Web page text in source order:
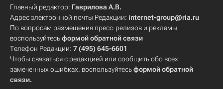
Главный редактор: Гаврилова А.В.
Адрес электронной почты Редакции: internet-group@ria.ru
По вопросам размещения пресс-релизов и рекламы
воспользуйтесьформой обратной связи
Телефон Редакции: 7 (495) 645-6601
Чтобы связаться с редакцией или сообщить обо всех
замеченных ошибках, воспользуйтесьформой обратной
связи.